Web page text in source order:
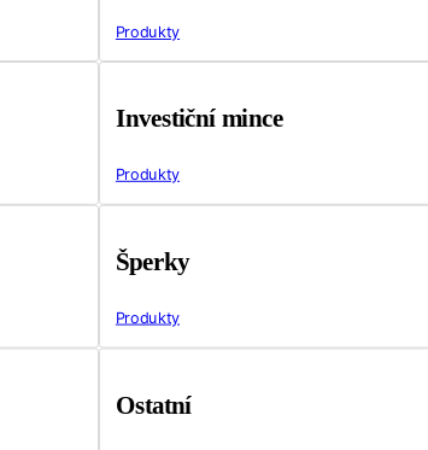
Produkty
Investiční mince
Produkty
Šperky
Produkty
Ostatní